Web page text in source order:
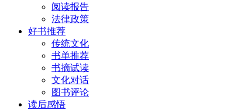
阅读报告
法律政策
好书推荐
传统文化
书单推荐
书摘试读
文化对话
图书评论
读后感悟